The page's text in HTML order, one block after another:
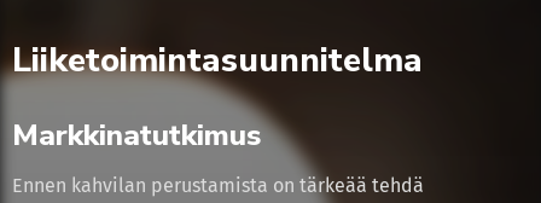
Liiketoimintasuunnitelma
Markkinatutkimus
Ennen kahvilan perustamista on tärkeää tehdä